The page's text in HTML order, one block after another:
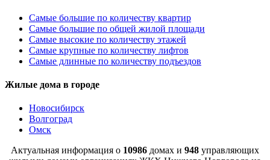
Самые большие по количеству квартир
Самые большие по общей жилой площади
Самые высокие по количеству этажей
Самые крупные по количеству лифтов
Самые длинные по количеству подъездов
Жилые дома в городе
Новосибирск
Волгоград
Омск
Актуальная информация о 10986 домах и 948 управляющих